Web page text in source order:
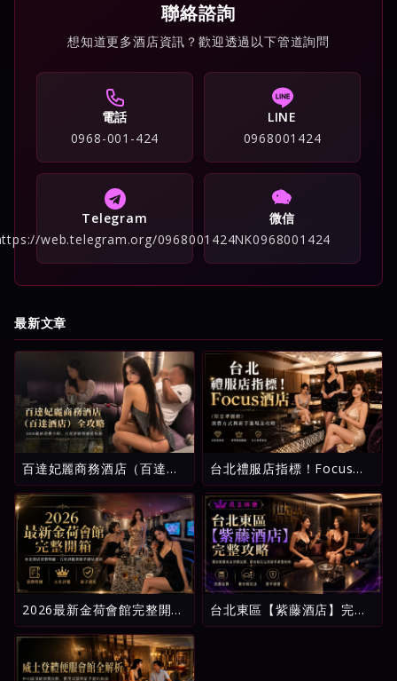
聯絡諮詢
想知道更多酒店資訊？歡迎透過以下管道詢問
電話
0968-001-424
LINE
0968001424
Telegram
web.telegram.org/0968001424
微信
NK0968001424
最新文章
百達妃麗商務酒店（百達酒
店）全攻略：2026最新消費
介紹、五星評級與避坑指南
台北禮服店指標！Focus酒
店（原忠孝麗緻）消費方式
與新手進場全攻略
2026最新金荷會館完整開
箱：台北酒店消費明細、五
星評鑑與新手避坑指南
台北東區【紫藤酒店】完整
攻略：環球紫藤名店消費試